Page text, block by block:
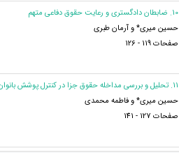
10. ضابطان دادگستری و رعایت حقوق دفاعی متهم
حسین میری* و آرمان طبری
صفحات 119 - 126
11. تحلیل و بررسی مداخله حقوق جزا در کنترل پوشش بانوان (با تکیه بر چالش چارشنبه های سفید)
حسین میری* و فاطمه محمدی
صفحات 127 - 141